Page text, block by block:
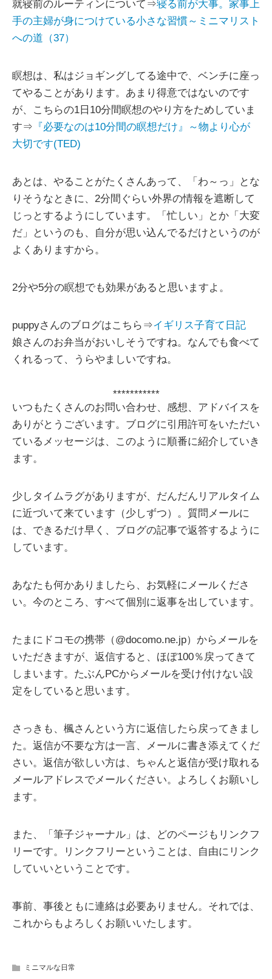
就寝前のルーティンについて⇒寝る前が大事。家事上
手の主婦が身につけている小さな習慣～ミニマリスト
への道（37）
瞑想は、私はジョギングしてる途中で、ベンチに座っ
てやることがあります。あまり得意ではないのです
が、こちらの1日10分間瞑想のやり方をためしていま
す⇒ 『必要なのは10分間の瞑想だけ』～物より心が
大切です(TED)
あとは、やることがたくさんあって、「わ～っ」とな
りそうなときに、2分間ぐらい外界の情報を遮断して
じっとするようにしています。「忙しい」とか「大変
だ」というのも、自分が思い込んでるだけというのが
よくありますから。
2分や5分の瞑想でも効果があると思いますよ。
puppyさんのブログはこちら⇒イギリス子育て日記
娘さんのお弁当がおいしそうですね。なんでも食べて
くれるって、うらやましいですね。
***********
いつもたくさんのお問い合わせ、感想、アドバイスを
ありがとうございます。ブログに引用許可をいただい
ているメッセージは、このように順番に紹介していき
ます。
少しタイムラグがありますが、だんだんリアルタイム
に近づいて来ています（少しずつ）。質問メールに
は、できるだけ早く、ブログの記事で返答するように
しています。
あなたも何かありましたら、お気軽にメールくださ
い。今のところ、すべて個別に返事を出しています。
たまにドコモの携帯（@docomo.ne.jp）からメールを
いただきますが、返信すると、ほぼ100％戻ってきて
しまいます。たぶんPCからメールを受け付けない設
定をしていると思います。
さっきも、楓さんという方に返信したら戻ってきまし
た。返信が不要な方は一言、メールに書き添えてくだ
さい。返信が欲しい方は、ちゃんと返信が受け取れる
メールアドレスでメールください。よろしくお願いし
ます。
また、「筆子ジャーナル」は、どのページもリンクフ
リーです。リンクフリーということは、自由にリンク
していいということです。
事前、事後ともに連絡は必要ありません。それでは、
これからもよろしくお願いいたします。
ミニマルな日常